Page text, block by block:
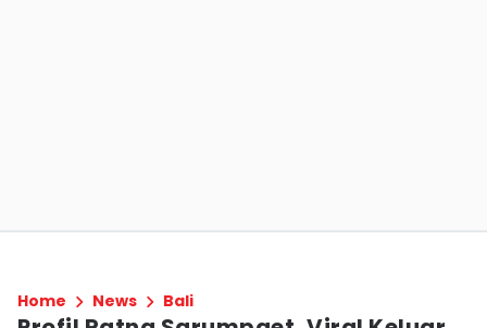
Home News Bali